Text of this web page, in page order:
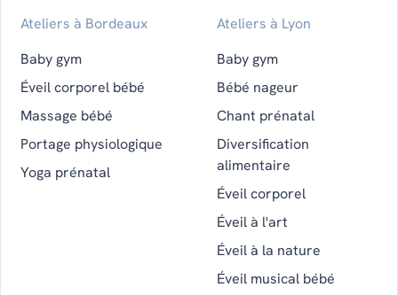
Ateliers à Bordeaux
Baby gym
Éveil corporel bébé
Massage bébé
Portage physiologique
Yoga prénatal
Ateliers à Lyon
Baby gym
Bébé nageur
Chant prénatal
Diversification
alimentaire
Éveil corporel
Éveil à l'art
Éveil à la nature
Éveil musical bébé